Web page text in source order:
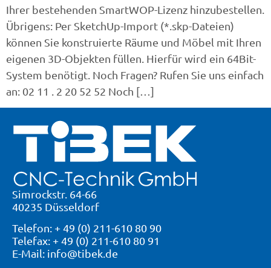
Ihrer bestehenden SmartWOP-Lizenz hinzubestellen.
Übrigens: Per SketchUp-Import (*.skp-Dateien)
können Sie konstruierte Räume und Möbel mit Ihren
eigenen 3D-Objekten füllen. Hierfür wird ein 64Bit-
System benötigt. Noch Fragen? Rufen Sie uns einfach
an: 02 11 . 2 20 52 52 Noch […]
Simrockstr. 64-66
40235 Düsseldorf
Telefon: + 49 (0) 211-610 80 90
Telefax: + 49 (0) 211-610 80 91
E-Mail: info@tibek.de